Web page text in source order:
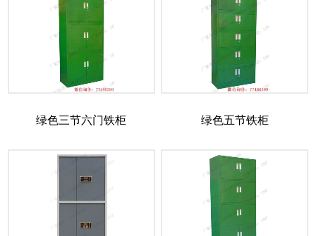
绿色三节六门铁柜 绿色五节铁柜